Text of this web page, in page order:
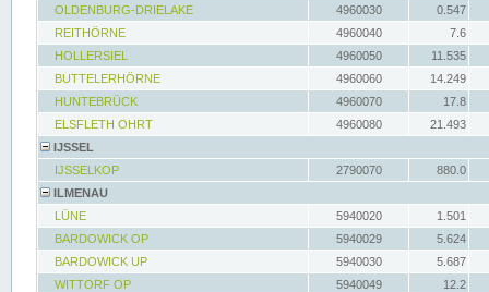
OLDENBURG-DRIELAKE
4960030
0.547
REITHÖRNE
4960040
7.6
HOLLERSIEL
4960050
11.535
BUTTELERHÖRNE
4960060
14.249
HUNTEBRÜCK
4960070
17.8
ELSFLETH OHRT
4960080
21.493
IJSSEL
IJSSELKOP
2790070
880.0
ILMENAU
LÜNE
5940020
1.501
BARDOWICK OP
5940029
5.624
BARDOWICK UP
5940030
5.687
WITTORF OP
5940049
12.2